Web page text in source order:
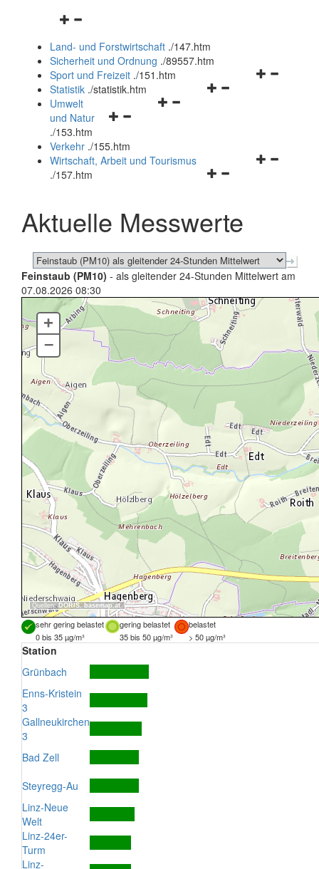
Navigationsmenü
und
schließen
Land- und Forstwirtschaft ./147.htm
Sicherheit und Ordnung ./89557.htm
Navigationsmenü
Sport und Freizeit ./151.htm
Navigationsmenü
Statistik ./statistik.htm
Navigationsmenü
und
schließen
Umwelt
und Natur
./153.htm
Verkehr ./155.htm
Navigationsmenü
schließen
Wirtschaft, Arbeit und Tourismus
./157.htm
Aktuelle Messwerte
Feinstaub (PM10) - als gleitender 24-Stunden Mittelwert am
07.08.2026 08:30
Quellen: DORIS,basemap.at
+
–
sehr gering belastet gering belastet
belastet
0 bis 35 µg/m³
35 bis 50 µg/m³ > 50 µg/m³
Station
Grünbach
Enns-Kristein
3
Gallneukirchen
3
Bad Zell
Steyregg-Au
Linz-Neue
Welt
Linz-24er-
Turm
Linz-